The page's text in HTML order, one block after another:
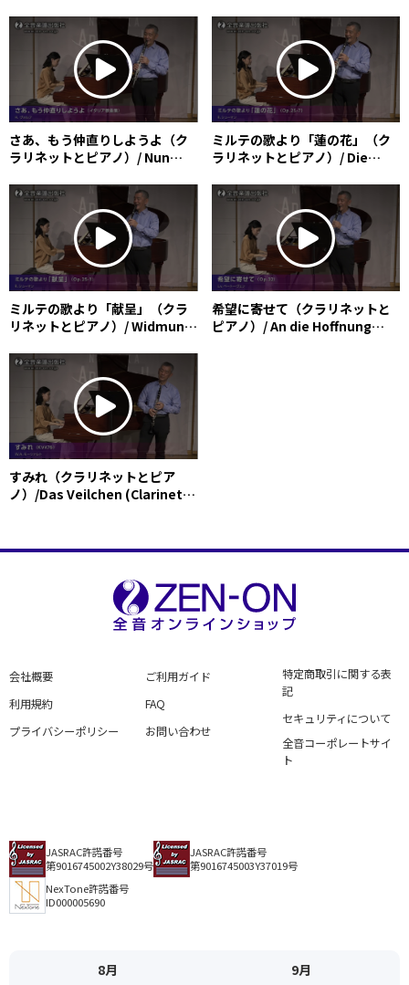
(Clarinet and Piano)
さあ、もう仲直りしようよ（ク
ラリネットとピアノ）/ Nun
(Clarinet and Piano)
ミルテの歌より「蓮の花」（ク
ラリネットとピアノ）/ Die
Piano)
ミルテの歌より「献呈」（クラ
リネットとピアノ）/ Widmung
Piano)
希望に寄せて（クラリネットと
ピアノ）/ An die Hoffnung
すみれ（クラリネットとピア
ノ）/Das Veilchen (Clarinet
会社概要
利用規約
プライバシーポリシー
ご利用ガイド
FAQ
お問い合わせ
特定商取引に関する表
記
セキュリティについて
全音コーポレートサイ
ト
JASRAC許諾番号
第9016745002Y38029号
JASRAC許諾番号
第9016745003Y37019号
NexTone許諾番号
ID000005690
8月 9月